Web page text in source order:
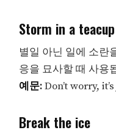
Storm in a teacup
별일 아닌 일에 소란
응을 묘사할 때 사용
예문:Don’t worry,
Break the ice